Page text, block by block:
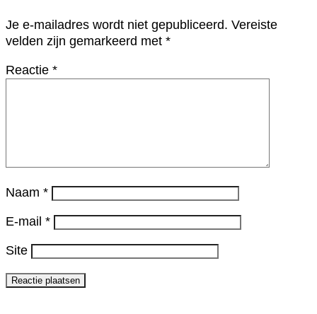
Je e-mailadres wordt niet gepubliceerd. Vereiste
velden zijn gemarkeerd met *
Reactie *
Naam *
E-mail *
Site